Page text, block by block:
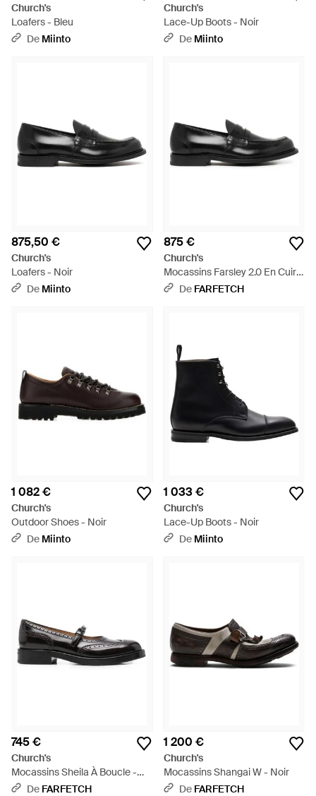
Church's
Loafers - Bleu
De Miinto
Church's
Lace-Up Boots - Noir
De Miinto
875,50 €
Church's
Loafers - Noir
De Miinto
875 €
Church's
Mocassins Farsley 2.0 En Cuir -
NoirDe FARFETCH
1 082 €
Church's
Outdoor Shoes - Noir
De Miinto
1 033 €
Church's
Lace-Up Boots - Noir
De Miinto
745 €
Church's
Mocassins Sheila À Boucle -
NoirDe FARFETCH
1 200 €
Church's
Mocassins Shangai W - Noir
De FARFETCH